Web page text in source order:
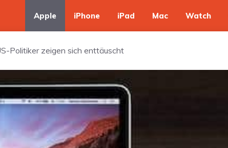
Apple iPhone iPad Mac Watch
Politiker zeigen sich enttäuscht